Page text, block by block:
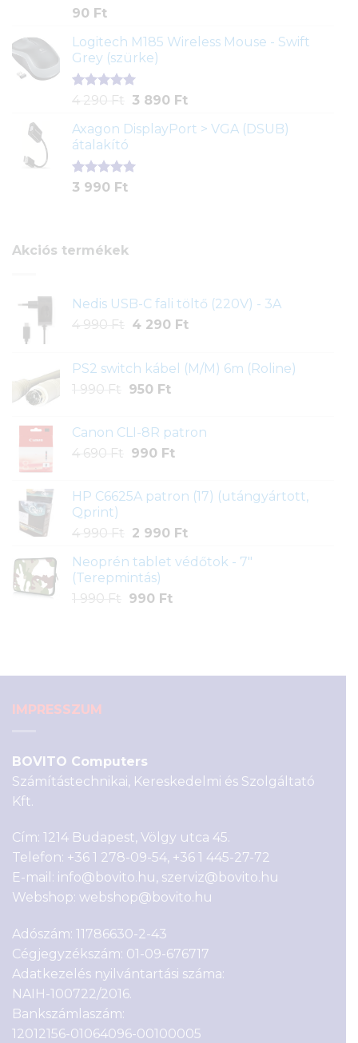
Értékelés
5-ből,
2
értékelés
alapján
90 Ft
Logitech M185 Wireless Mouse - Swift
Grey (szürke)
Értékelés
ből,
1
értékelés
alapján
4 290 Ft
Original
was:
290 Ft.
3 890 FtCurrent
is:
Axagon DisplayPort > VGA (DSUB)
átalakító
Értékelés
1
3 990 Ft
Akciós termékek
Nedis USB-C fali töltő (220V) - 3A
4 990 Ft
Original
4
990 Ft.
4 290 FtCurrent
4
PS2 switch kábel (M/M) 6m (Roline)
1 990 Ft
Original
1
990 Ft.
950 FtCurrent
950 Ft.
Canon CLI-8R patron
4 690 Ft
Original
4
990 FtCurrent
990 Ft.
HP C6625A patron (17) (utángyártott,
Qprint)
4 990 Ft
Original
was:
4
990 Ft.
2 990 FtCurrent
is:
Neoprén tablet védőtok - 7"
(Terepmintás)
1 990 Ft
Original
990 FtCurrent
IMPRESSZUM
BOVITO Computers
Számítástechnikai, Kereskedelmi és Szolgáltató
Kft.
Cím: 1214 Budapest, Völgy utca 45.
Telefon: +36 1 278-09-54, +36 1 445-27-72
E-mail: info@bovito.hu, szerviz@bovito.hu
Webshop: webshop@bovito.hu
Adószám: 11786630-2-43
Cégjegyzékszám: 01-09-676717
Adatkezelés nyilvántartási száma:
NAIH-100722/2016.
Bankszámlaszám:
12012156-01064096-00100005